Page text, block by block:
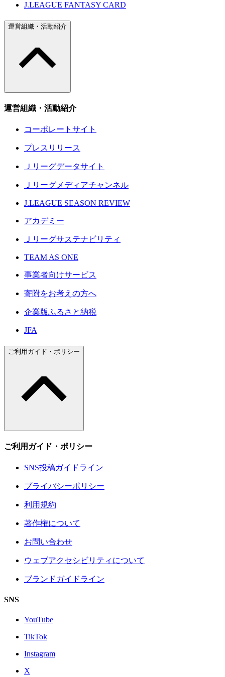
J.LEAGUE FANTASY CARD
運営組織・活動紹介
運営組織・活動紹介
コーポレートサイト
プレスリリース
Ｊリーグデータサイト
Ｊリーグメディアチャンネル
J.LEAGUE SEASON REVIEW
アカデミー
Ｊリーグサステナビリティ
TEAM AS ONE
事業者向けサービス
寄附をお考えの方へ
企業版ふるさと納税
JFA
ご利用ガイド・ポリシー
ご利用ガイド・ポリシー
SNS投稿ガイドライン
プライバシーポリシー
利用規約
著作権について
お問い合わせ
ウェブアクセシビリティについて
ブランドガイドライン
SNS
YouTube
TikTok
Instagram
X